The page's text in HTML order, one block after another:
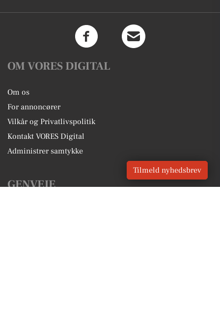
OM VORES DIGITAL
Om os
For annoncører
Vilkår og Privatlivspolitik
Kontakt VORES Digital
Administrer samtykke
GENVEJE
Tilmeld nyhedsbrev